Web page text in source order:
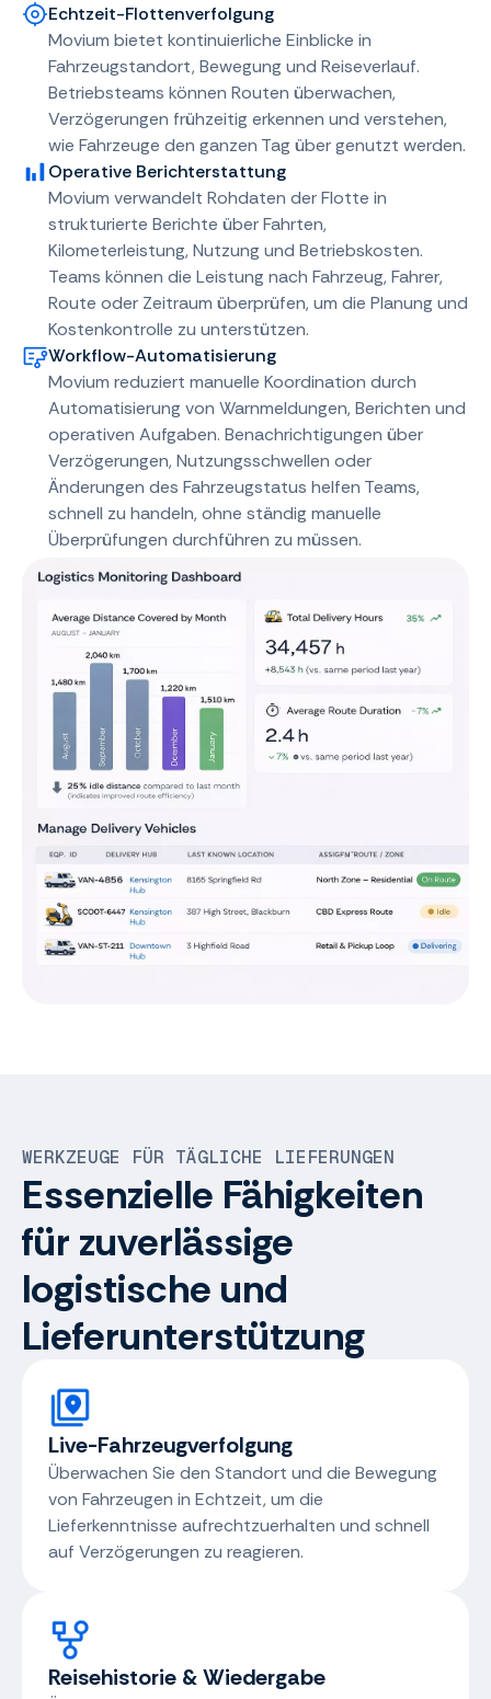
Echtzeit-Flottenverfolgung
Movium bietet kontinuierliche Einblicke in
Fahrzeugstandort, Bewegung und Reiseverlauf.
Betriebsteams können Routen überwachen,
Verzögerungen frühzeitig erkennen und verstehen,
wie Fahrzeuge den ganzen Tag über genutzt werden.
Operative Berichterstattung
Movium verwandelt Rohdaten der Flotte in
strukturierte Berichte über Fahrten,
Kilometerleistung, Nutzung und Betriebskosten.
Teams können die Leistung nach Fahrzeug, Fahrer,
Route oder Zeitraum überprüfen, um die Planung und
Kostenkontrolle zu unterstützen.
Workflow-Automatisierung
Movium reduziert manuelle Koordination durch
Automatisierung von Warnmeldungen, Berichten und
operativen Aufgaben. Benachrichtigungen über
Verzögerungen, Nutzungsschwellen oder
Änderungen des Fahrzeugstatus helfen Teams,
schnell zu handeln, ohne ständig manuelle
Überprüfungen durchführen zu müssen.
WERKZEUGE FÜR TÄGLICHE LIEFERUNGEN
Essenzielle Fähigkeiten
für zuverlässige
logistische und
Lieferunterstützung
Live-Fahrzeugverfolgung
Überwachen Sie den Standort und die Bewegung
von Fahrzeugen in Echtzeit, um die
Lieferkenntnisse aufrechtzuerhalten und schnell
auf Verzögerungen zu reagieren.
Reisehistorie & Wiedergabe